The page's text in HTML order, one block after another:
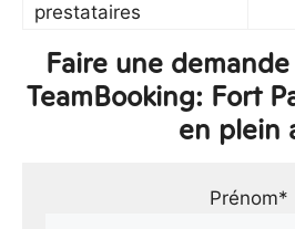
prestataires
Faire une
TeamBooking: Fort
en plein
Prénom*